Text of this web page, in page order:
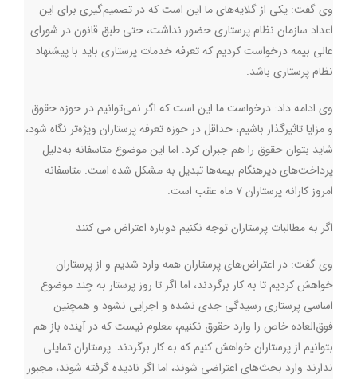
وی گفت: یکی از گلایه‌های ما این است که در تصمیم‌گیری برای این
اعداد سازمان نظام پرستاری حضور نداشت، حتی طبق قانون در شورای
عالی بیمه درخواست کردیم که تعرفه خدمات پرستاری باید با پیشنهاد
نظام پرستاری باشد.
وی ادامه داد: درخواست ما این است که اگر نمی‌توانیم در حوزه حقوق
و مزایا تاثیرگذار باشیم، حداقل در حوزه تعرفه پرستاران ویژه‌تر نگاه شود،
شاید بتوان حقوق را هم جبران کرد. اما این موضوع متاسفانه به‌دلیل
پرداخت‌های دیرهنگام بیمه‌ها تبدیل به مشکل شده است. متاسفانه
امروز کارانه پرستاران ۷ ماه عقب است.
اگر به مطالبات پرستاران توجه نکنیم دوباره اعتراض می کنند
وی گفت: در اعتراض‌های پرستاران همه وارد شدیم و از پرستاران
خواهش کردیم تا به کار برگردند، اما اگر تا روز پرستار به چند موضوع
اساسی پرستاری رسیدگی جدی نشده و اجرایی نشود و همچنین
فوق‌العاده خاص را وارد حقوق نکنیم، معلوم نیست که در آینده باز هم
بتوانیم از پرستاران خواهش کنیم که به کار برگردند. پرستاران تمایلی
ندارند وارد بحث‌های اعتراضی شوند، اما اگر نادیده گرفته شوند، مجبور